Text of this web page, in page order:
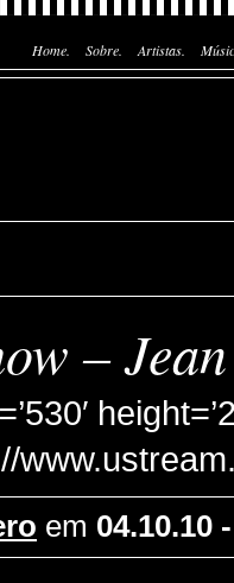
Home. Sobre. Artistas.
–
em 04.10.10